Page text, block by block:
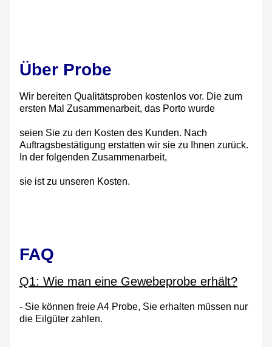
Über Probe
Wir bereiten Qualitätsproben kostenlos vor. Die zum
ersten Mal Zusammenarbeit, das Porto wurde
seien Sie zu den Kosten des Kunden. Nach
Auftragsbestätigung erstatten wir sie zu Ihnen zurück.
In der folgenden Zusammenarbeit,
sie ist zu unseren Kosten.
FAQ
Q1: Wie man eine Gewebeprobe erhält?
- Sie können freie A4 Probe, Sie erhalten müssen nur
die Eilgüter zahlen.